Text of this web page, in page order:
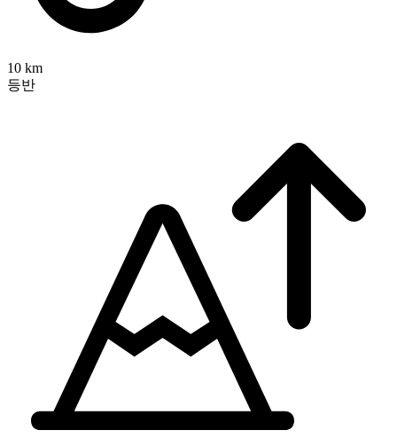
10 km
등반